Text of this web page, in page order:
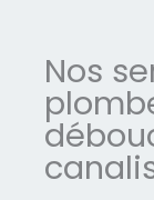
Nos